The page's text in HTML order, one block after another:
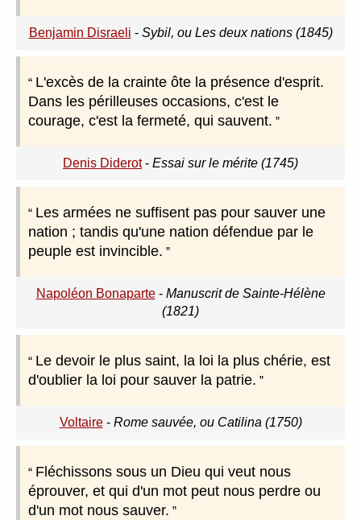
Benjamin Disraeli - Sybil, ou Les deux nations (1845)
L'excès de la crainte ôte la présence d'esprit.
Dans les périlleuses occasions, c'est le
courage, c'est la fermeté, qui sauvent.
Denis Diderot- Essai sur le mérite (1745)
Les armées ne suffisent pas pour sauver une
nation ; tandis qu'une nation défendue par le
peuple est invincible.
Napoléon Bonaparte- Manuscrit de Sainte-Hélène
(1821)
Le devoir le plus saint, la loi la plus chérie, est
d'oublier la loi pour sauver la patrie.
Voltaire- Rome sauvée, ou Catilina (1750)
Fléchissons sous un Dieu qui veut nous
éprouver, et qui d'un mot peut nous perdre ou
d'un mot nous sauver.